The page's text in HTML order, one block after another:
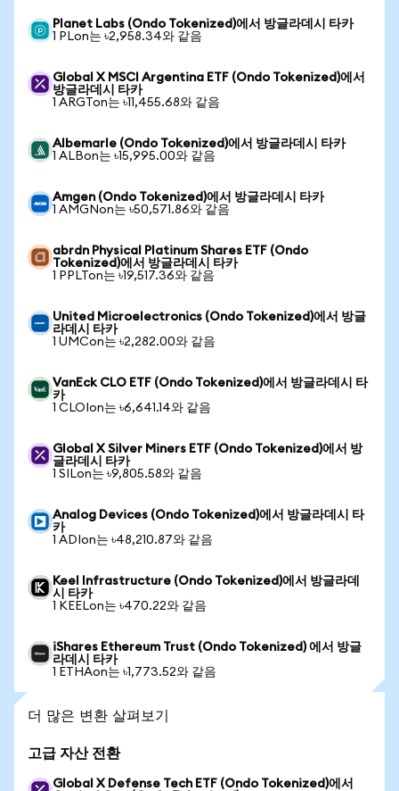
Planet Labs (Ondo Tokenized)에서 방글라데시 타카
1 PLon는 ৳2,958.34와 같음
Global X MSCI Argentina ETF (Ondo Tokenized)에서
방글라데시 타카
1 ARGTon는 ৳11,455.68와 같음
Albemarle (Ondo Tokenized)에서 방글라데시 타카
1 ALBon는 ৳15,995.00와 같음
Amgen (Ondo Tokenized)에서 방글라데시 타카
1 AMGNon는 ৳50,571.86와 같음
abrdn Physical Platinum Shares ETF (Ondo
Tokenized)에서 방글라데시 타카
1 PPLTon는 ৳19,517.36와 같음
United Microelectronics (Ondo Tokenized)에서 방글
라데시 타카
1 UMCon는 ৳2,282.00와 같음
VanEck CLO ETF (Ondo Tokenized)에서 방글라데시 타
카
1 CLOIon는 ৳6,641.14와 같음
Global X Silver Miners ETF (Ondo Tokenized)에서 방
글라데시 타카
1 SILon는 ৳9,805.58와 같음
Analog Devices (Ondo Tokenized)에서 방글라데시 타
카
1 ADIon는 ৳48,210.87와 같음
Keel Infrastructure (Ondo Tokenized)에서 방글라데
시 타카
1 KEELon는 ৳470.22와 같음
iShares Ethereum Trust (Ondo Tokenized) 에서 방글
라데시 타카
1 ETHAon는 ৳1,773.52와 같음
더 많은 변환 살펴보기
고급 자산 전환
Global X Defense Tech ETF (Ondo Tokenized)에서